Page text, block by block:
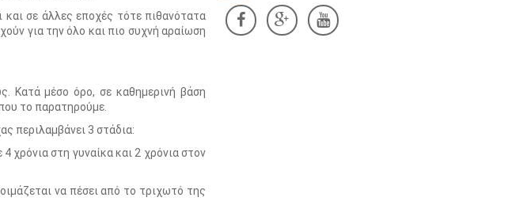
σε άλλες εποχές τότε πιθανότατα
για την όλο και πιο συχνή αραίωση
Κατά μέσο όρο, σε καθημερινή βάση
το παρατηρούμε.
περιλαμβάνει 3 στάδια:
χρόνια στη γυναίκα και 2 χρόνια στον
να πέσει από το τριχωτό της